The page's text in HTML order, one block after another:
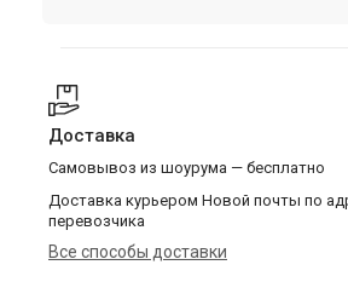
Доставка
Самовывоз из шоурума — бесплатно
Доставка курьером Новой почты по
перевозчика
Все способы доставки